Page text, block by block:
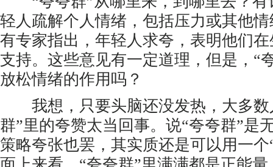
轻人疏解个人情绪，包括压力或其他
有专家指出，年轻人求夸，表明他们
支持。这些意见有一定道理，但是，“
放松情绪的作用吗？
我想，只要头脑还没发热，大多数
群”里的夸赞太当回事。说“夸夸群”是
策略夸张也罢，其实质还是可以用一